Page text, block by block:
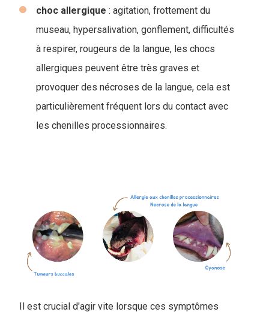
choc allergique : agitation, frottement du
museau, hypersalivation, gonflement, difficultés
à respirer, rougeurs de la langue, les chocs
allergiques peuvent être très graves et
provoquer des nécroses de la langue, cela est
particulièrement fréquent lors du contact avec
les chenilles processionnaires.
Il est crucial d'agir vite lorsque ces symptômes